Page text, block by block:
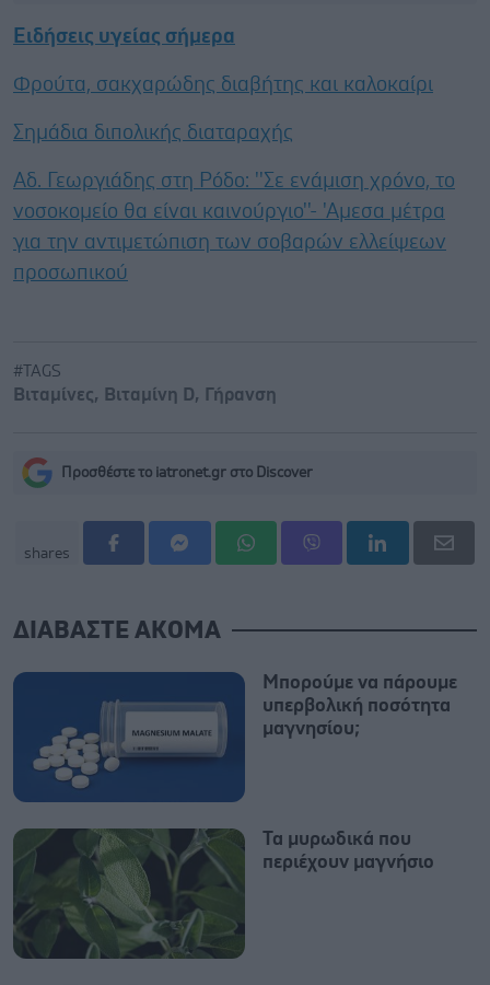
Ειδήσεις υγείας σήμερα
Φρούτα, σακχαρώδης διαβήτης και καλοκαίρι
Σημάδια διπολικής διαταραχής
Αδ. Γεωργιάδης στη Ρόδο: ''Σε ενάμιση χρόνο, το
νοσοκομείο θα είναι καινούργιο''- 'Αμεσα μέτρα
για την αντιμετώπιση των σοβαρών ελλείψεων
προσωπικού
#TAGS
Βιταμίνες, Βιταμίνη D, Γήρανση
Προσθέστε το iatronet.gr στο Discover
shares
ΔΙΑΒΑΣΤΕ ΑΚΟΜΑ
Μπορούμε να πάρουμε
υπερβολική ποσότητα
μαγνησίου;
Τα μυρωδικά που
περιέχουν μαγνήσιο